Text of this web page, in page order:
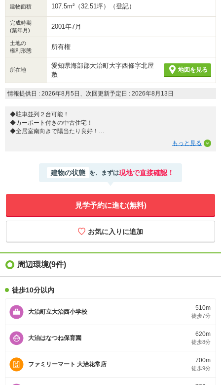
建物面積 107.5m²（32.51坪）（登記）
完成時期
(築年月)
2001年7月
土地の
権利形態
所有権
所在地
愛知県海部郡大治町大字西條字北屋
敷
地図を見る
情報提供日 : 2026年8月5日、次回更新予定日 : 2026年8月13日
◆駐車並列２台可能！
◆カーポート付きの中古住宅！
◆全居室南向きで陽当たり良好！
●大治町立大治西小学校５１０ｍ
●大治町立大治中学校１４００ｍ
●ファミリーマート大治花常店７００ｍ
●ドラッグスギヤマ大治店９７０ｍ
●名鉄バス”西条”停７５０ｍ
建物の状態 を、まずは現地で直接確認！
見学予約に進む(無料)
周辺環境(9件)
徒歩10分以内
大治町立大治西小学校
510m
徒歩7分
大治はなつね保育園
620m
徒歩8分
ファミリーマート 大治花常店
700m
徒歩9分